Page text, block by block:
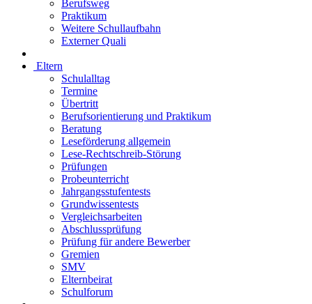
Berufsweg
Praktikum
Weitere Schullaufbahn
Externer Quali
Eltern
Schulalltag
Termine
Übertritt
Berufsorientierung und Praktikum
Beratung
Leseförderung allgemein
Lese-Rechtschreib-Störung
Prüfungen
Probeunterricht
Jahrgangsstufentests
Grundwissentests
Vergleichsarbeiten
Abschlussprüfung
Prüfung für andere Bewerber
Gremien
SMV
Elternbeirat
Schulforum